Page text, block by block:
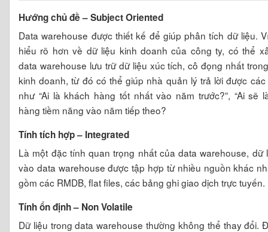
Hướng chủ đề – Subject Oriented
Data warehouse được thiết kế để giúp phân tích dữ liệu.
hiểu rõ hơn về dữ liệu kinh doanh của công ty, có thể
data warehouse lưu trữ dữ liệu xúc tích, cô đọng nhất
kinh doanh, từ đó có thể giúp nhà quản lý trả lời được
như “Ai là khách hàng tốt nhất vào năm trước?”, “Ai sẽ
hàng tiềm năng vào năm tiếp theo?
Tính tích hợp – Integrated
Là một đặc tính quan trọng nhất của data warehouse, dữ
vào data warehouse được tập hợp từ nhiều nguồn khác
gồm các RMDB, flat files, các bảng ghi giao dịch trực tuyến.
Tính ổn định – Non Volatile
Dữ liệu trong data warehouse thường không thể thay đổi.